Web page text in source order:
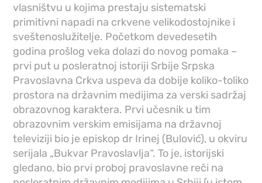
vlasništvu u kojima prestaju sistematski
primitivni napadi na crkvene velikodostojnike i
sveštenoslužitelje. Početkom devedesetih
godina prošlog veka dolazi do novog pomaka –
prvi put u posleratnoj istoriji Srbije Srpska
Pravoslavna Crkva uspeva da dobije koliko-toliko
prostora na državnim medijima za verski sadržaj
obrazovnog karaktera. Prvi učesnik u tim
obrazovnim verskim emisijama na državnoj
televiziji bio je episkop dr Irinej (Bulović), u okviru
serijala „Bukvar Pravoslavlja“. To je, istorijski
gledano, bio prvi proboj pravoslavne reči na